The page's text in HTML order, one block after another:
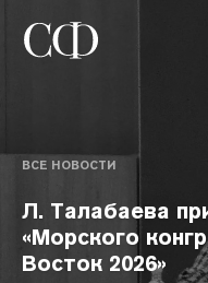
ВСЕ НОВОСТИ
Л. Талабаева
«Морского
Восток 2026»